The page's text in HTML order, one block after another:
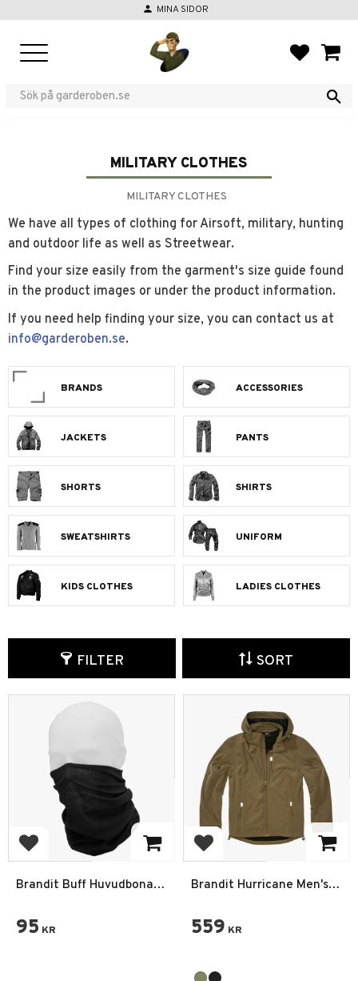
person MINA SIDOR
MILITARY CLOTHES
MILITARY CLOTHES
We have all types of clothing for Airsoft, military, hunting
and outdoor life as well as Streetwear.
Find your size easily from the garment's size guide found
in the product images or under the product information.
If you need help finding your size, you can contact us at
info@garderoben.se.
BRANDS ACCESSORIES
JACKETS PANTS
SHORTS SHIRTS
SWEATSHIRTS UNIFORM
KIDS CLOTHES LADIES CLOTHES
FILTER SORT
Add to favorites
Brandit Buff Huvudbonad
95 KR
Add to favorites
Brandit Hurricane Men's
559 KR